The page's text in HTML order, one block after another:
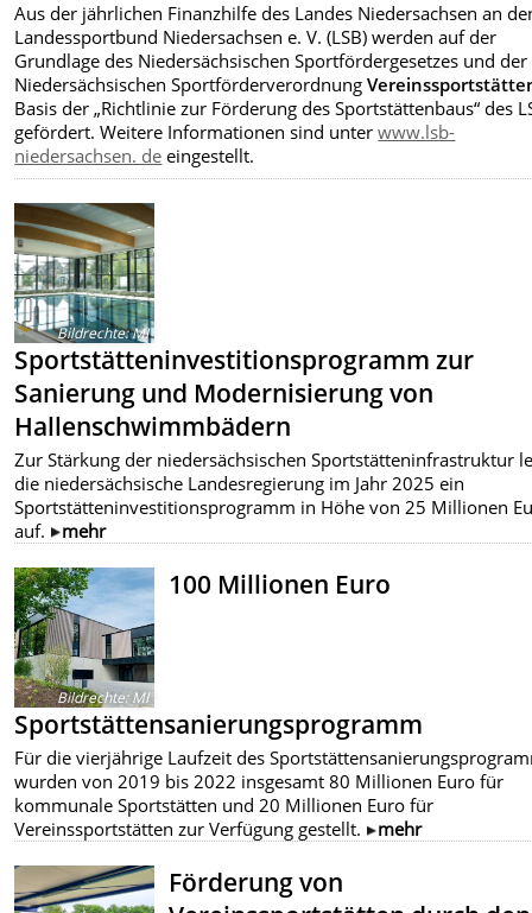
Aus der jährlichen Finanzhilfe des Landes Niedersachsen an
Landessportbund Niedersachsen e. V. (LSB) werden auf der
Grundlage des Niedersächsischen Sportfördergesetzes und der
Niedersächsischen Sportförderverordnung
Basis der „Richtlinie zur Förderung des Sportstättenbaus“ des
gefördert. Weitere Informationen sind unterwww.lsb-
niedersachsen. de eingestellt.
Bildrechte:MI
Sportstätteninvestitionsprogramm zur
Sanierung und Modernisierung von
Hallenschwimmbädern
Zur Stärkung der niedersächsischen Sportstätteninfrastruktur
die niedersächsische Landesregierung im Jahr 2025 ein
Sportstätteninvestitionsprogramm in Höhe von 25 Millionen
auf.
mehr
Bildrechte:MI
100 Millionen Euro
Sportstättensanierungsprogramm
Für die vierjährige Laufzeit des
wurden von 2019 bis 2022 insgesamt 80 Millionen Euro für
kommunale Sportstätten und 20 Millionen Euro für
Vereinssportstätten zur Verfügung gestellt.
mehr
Förderung von